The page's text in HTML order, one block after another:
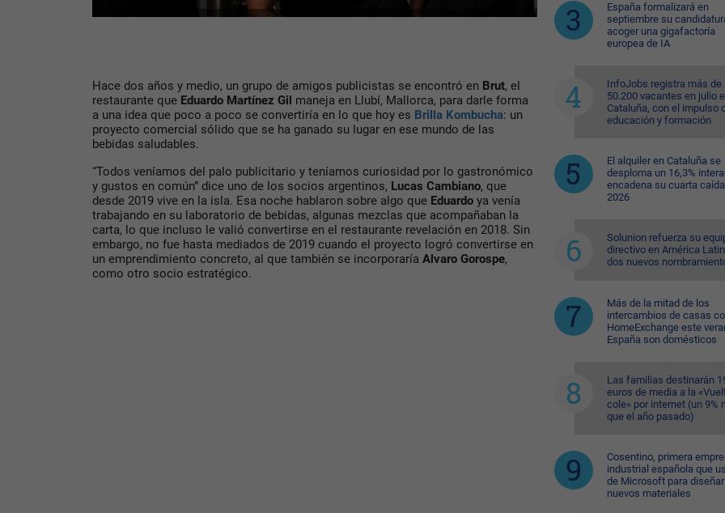
Hace dos años y medio, un grupo de amigos publicistas se encontró en Brut, el
restaurante que Eduardo Martínez Gil maneja en Llubí, Mallorca, para darle forma
a una idea que poco a poco se convertiría en lo que hoy es Brilla Kombucha: un
proyecto comercial sólido que se ha ganado su lugar en ese mundo de las
bebidas saludables.
“Todos veníamos del palo publicitario y teníamos curiosidad por lo gastronómico
y gustos en común” dice uno de los socios argentinos, Lucas Cambiano, que
desde 2019 vive en la isla. Esa noche hablaron sobre algo que Eduardo ya venía
trabajando en su laboratorio de bebidas, algunas mezclas que acompañaban la
carta, lo que incluso le valió convertirse en el restaurante revelación en 2018. Sin
embargo, no fue hasta mediados de 2019 cuando el proyecto logró convertirse en
un emprendimiento concreto, al que también se incorporaría Alvaro Gorospe,
como otro socio estratégico.
España formalizará en
septiembre su
acoger una gigafactoría
europea de IA
InfoJobs registra más de
50.200 vacantes en julio
Cataluña, con el impulso
educación y formación
El alquiler en Cataluña se
desploma un 16,3%
encadena su cuarta
2026
Solunion refuerza su
directivo en América
dos nuevos
Más de la mitad de los
intercambios de casas
HomeExchange este
España son domésticos
Las familias destinarán
euros de media a la
cole» por internet (un 9%
que el año pasado)
Cosentino, primera
industrial española que
de Microsoft para diseñar
nuevos materiales